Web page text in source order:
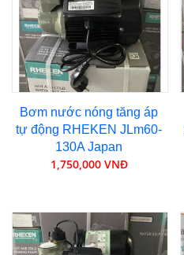
Bơm nước nóng tăng áp
tự động RHEKEN JLm60-
130A Japan
1,750,000 VNĐ